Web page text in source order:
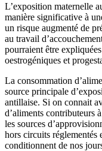
L’exposition maternelle
manière significative à
un risque augmenté de
au travail
pourraient être
oestrogéniques et
La consommation
source principale
antillaise. Si on connait
d’aliments contributeurs
les sources
hors circuits
conditionnent de nos